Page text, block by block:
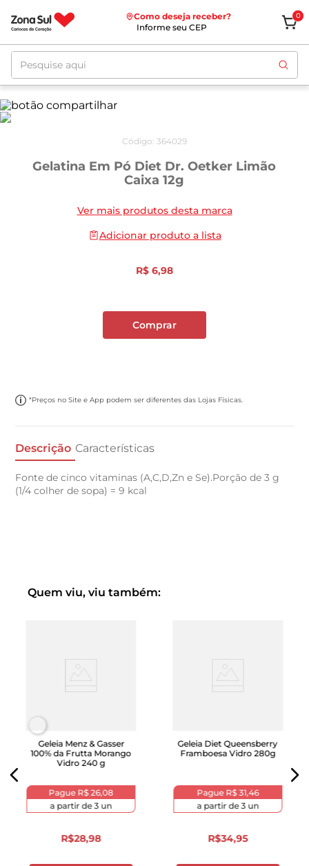
Como deseja receber?
Informe seu CEP
0
Pesquise aqui
Código: 364029
Gelatina Em Pó Diet Dr. Oetker Limão
Caixa 12g
Ver mais produtos desta marca
Adicionar produto a lista
R$ 6,98
Comprar
*Preços no Site e App podem ser diferentes das Lojas Físicas.
Descrição Características
Fonte de cinco vitaminas (A,C,D,Zn e Se).Porção de 3 g
(1/4 colher de sopa) = 9 kcal
Quem viu, viu também:
Geleia Menz & Gasser
100% da Frutta Morango
Vidro 240 g
Pague R$ 26,08
a partir de3un
R$28,98
Geleia Diet Queensberry
Framboesa Vidro 280g
Pague R$ 31,46
a partir de3un
R$34,95